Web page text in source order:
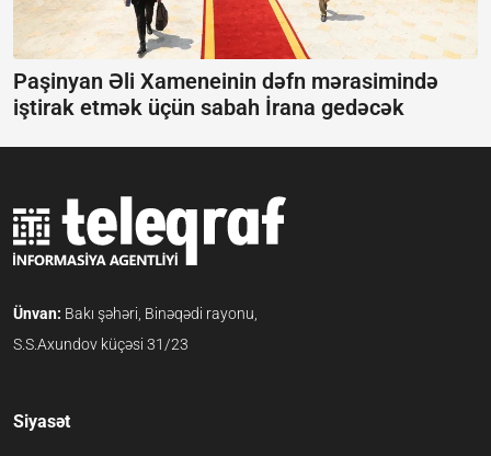
Paşinyan Əli Xameneinin dəfn mərasimində
iştirak etmək üçün sabah İrana gedəcək
Ünvan: Bakı şəhəri, Binəqədi rayonu,
S.S.Axundov küçəsi 31/23
Siyasət